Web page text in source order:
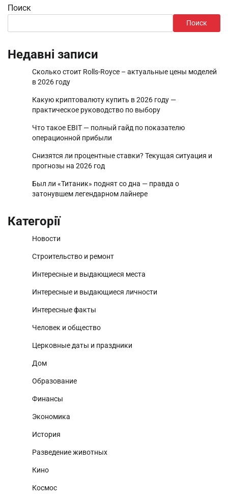
Поиск
Поиск
Недавні записи
Сколько стоит Rolls-Royce – актуальные цены моделей
в 2026 году
Какую криптовалюту купить в 2026 году —
практическое руководство по выбору
Что такое EBIT — полный гайд по показателю
операционной прибыли
Снизятся ли процентные ставки? Текущая ситуация и
прогнозы на 2026 год
Был ли «Титаник» поднят со дна — правда о
затонувшем легендарном лайнере
Категорії
Новости
Строительство и ремонт
Интересные и выдающиеся места
Интересные и выдающиеся личности
Интересные факты
Человек и общество
Церковные даты и праздники
Дом
Образование
Финансы
Экономика
История
Разведение животных
Кино
Космос